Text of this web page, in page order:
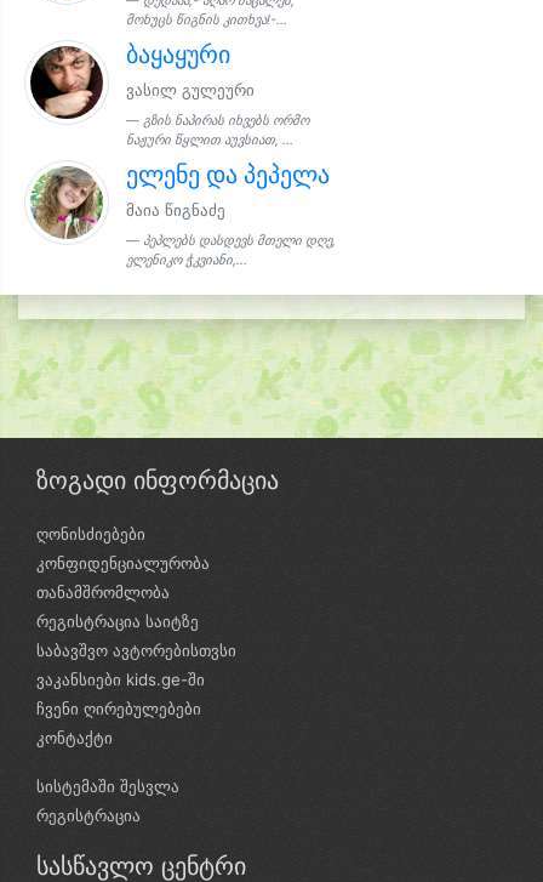
მოხუცს წიგნის კითხვა!-...
ბაყაყური
ვასილ გულეური
გზის ნაპირას იხვებს ორმო
ნაჟური წყლით აუვსიათ, ...
ელენე და პეპელა
მაია წიგნაძე
პეპლებს დასდევს მთელი დღე,
ელენიკო ჭკვიანი,...
ზოგადი ინფორმაცია
ღონისძიებები
კონფიდენციალურობა
თანამშრომლობა
რეგისტრაცია საიტზე
საბავშვო ავტორებისთვსი
ვაკანსიები kids.ge-ში
ჩვენი ღირებულებები
კონტაქტი
სისტემაში შესვლა
რეგისტრაცია
სასწავლო ცენტრი